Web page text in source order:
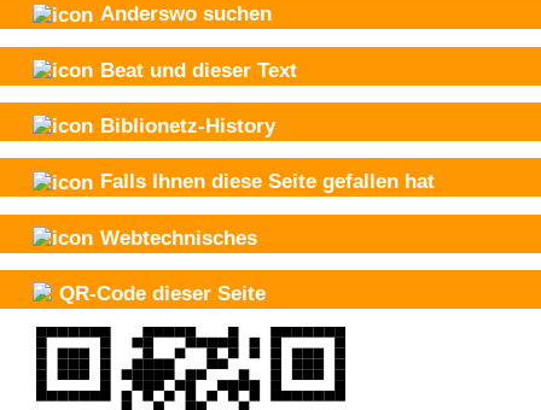
Anderswo suchen
Beat und dieser Text
Biblionetz-History
Falls Ihnen diese Seite gefallen hat
Webtechnisches
QR-Code dieser Seite